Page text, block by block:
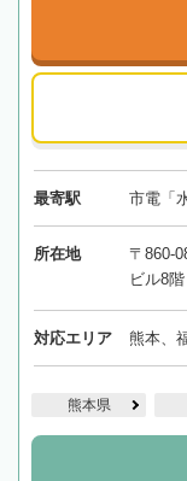
最寄駅 市電「
所在地
〒860-
ビル8階
対応エリア 熊本、
熊本県